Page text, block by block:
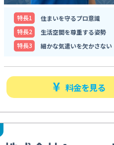
特⻑1
住まいを守るプロ意識
特⻑2
生活空間を尊重する姿勢
特⻑3
細かな気遣いを欠かさない
料金を見る